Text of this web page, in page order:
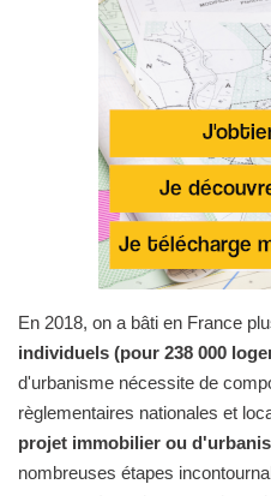
En 2018, on a bâti en France
individuels (pour 238 000
d'urbanisme nécessite de
règlementaires nationales et
projet immobilier ou
nombreuses étapes